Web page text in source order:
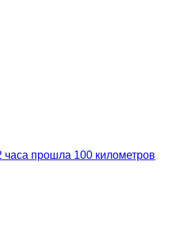
часа прошла 100 километров